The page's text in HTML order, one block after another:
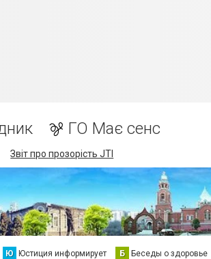
ГО Має сенс
Звіт про прозорість JTI
Ю Юстиция информирует Б Беседы о здоровье